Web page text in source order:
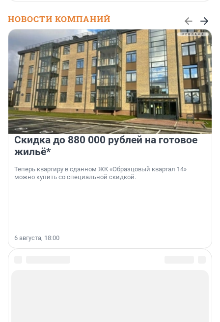
НОВОСТИ КОМПАНИЙ
Скидка до 880 000 рублей на готовое
жильё*
Теперь квартиру в сданном ЖК «Образцовый квартал 14»
можно купить со специальной скидкой.
6 августа, 18:00